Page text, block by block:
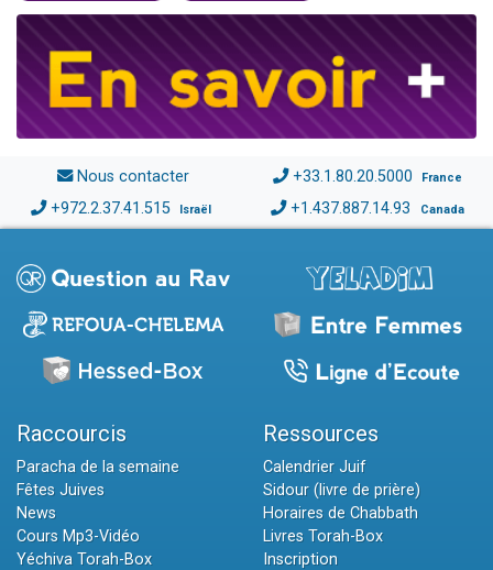
Nous contacter +33.1.80.20.5000 France
+972.2.37.41.515 Israël +1.437.887.14.93 Canada
Raccourcis
Paracha de la semaine
Fêtes Juives
News
Cours Mp3-Vidéo
Yéchiva Torah-Box
Ressources
Calendrier Juif
Sidour (livre de prière)
Horaires de Chabbath
Livres Torah-Box
Inscription